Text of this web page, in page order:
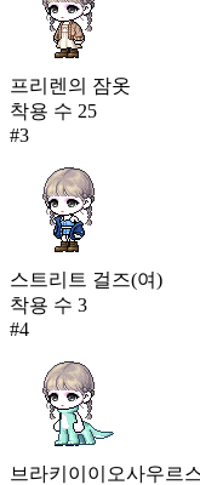
프리렌의 잠옷
착용 수 25
#3
스트리트 걸즈(여)
착용 수 3
#4
브라키이이오사우르